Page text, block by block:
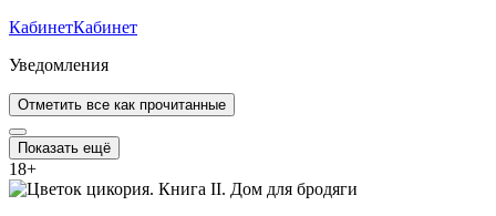
КабинетКабинет
Уведомления
Отметить все как прочитанные
Показать ещё
18+